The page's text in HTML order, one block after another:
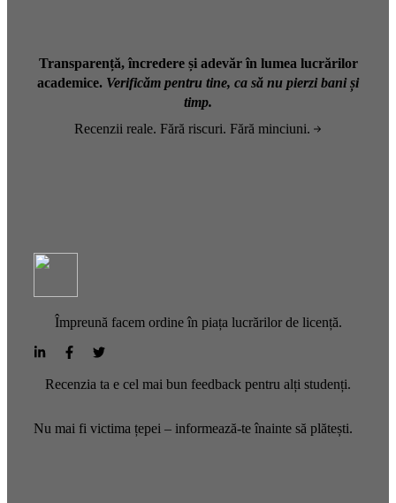
Transparență, încredere și adevăr în lumea lucrărilor
academice. Verificăm pentru tine, ca să nu pierzi bani și
timp.
Recenzii reale. Fără riscuri. Fără minciuni.
Împreună facem ordine în piața lucrărilor de licență.
Recenzia ta e cel mai bun feedback pentru alți studenți.
Nu mai fi victima țepei – informează-te înainte să plătești.